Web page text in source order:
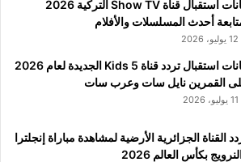
بيانات استقبال قناة Show TV التركية 2026
أحدث المسلسلات والأفلام
12 يوليو، 2026
بيانات استقبال تردد قناة 5 Kids الجديدة لعام 2026
القمرين نايل سات وعرب سات
11 يوليو، 2026
القناة الجزائرية الأرضية لمشاهدة مباراة إنجلترا
بكأس العالم 2026